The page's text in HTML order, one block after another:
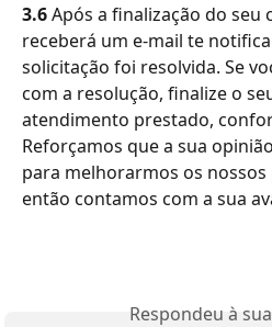
3.6 Após a finalização do seu
receberá um e-mail te
solicitação foi resolvida. Se
com a resolução, finalize o
atendimento prestado,
Reforçamos que a sua
para melhorarmos os
então contamos com a sua
Respondeu à